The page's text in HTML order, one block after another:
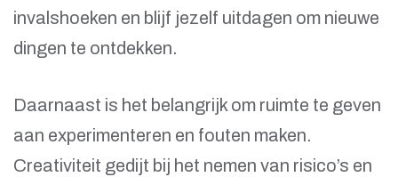
invalshoeken en blijf jezelf uitdagen om nieuwe
dingen te ontdekken.
Daarnaast is het belangrijk om ruimte te geven
aan experimenteren en fouten maken.
Creativiteit gedijt bij het nemen van risico’s en